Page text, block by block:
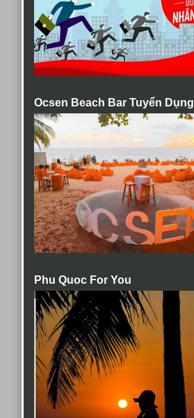
Ocsen Beach Bar Tuyển Dụng
Phu Quoc For You